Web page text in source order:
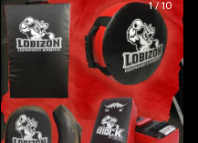
1/10